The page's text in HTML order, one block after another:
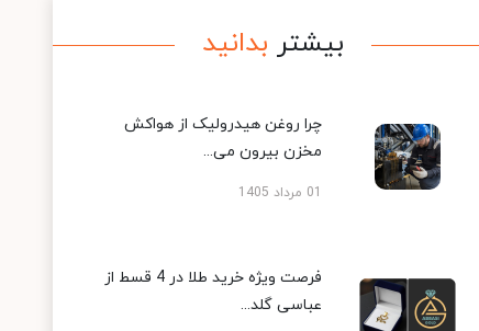
بیشتر بدانید
چرا روغن هیدرولیک از هواکش
مخزن بیرون می...
01 مرداد 1405
فرصت ویژه خرید طلا در 4 قسط از
عباسی گلد...